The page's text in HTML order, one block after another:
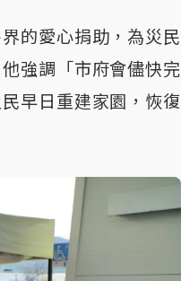
的愛心捐助，為災民
強調「市府會儘快完
早日重建家園，恢復